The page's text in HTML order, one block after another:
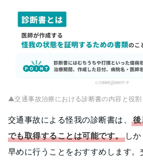
▲交通事故治療における診断書の内容と役割
交通事故による怪我の診断書は、
でも取得することは可能です。し
早めに行うことをおすすめします